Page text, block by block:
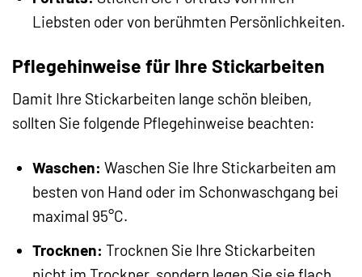
Liebsten oder von berühmten Persönlichkeiten.
Pflegehinweise für Ihre Stickarbeiten
Damit Ihre Stickarbeiten lange schön bleiben,
sollten Sie folgende Pflegehinweise beachten:
Waschen: Waschen Sie Ihre Stickarbeiten am
besten von Hand oder im Schonwaschgang bei
maximal 95°C.
Trocknen: Trocknen Sie Ihre Stickarbeiten